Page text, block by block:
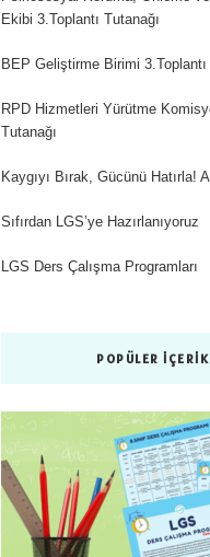
Ekibi 3.Toplantı Tutanağı
BEP Geliştirme Birimi 3.Toplantı
RPD Hizmetleri Yürütme
Tutanağı
Kaygıyı Bırak, Gücünü Hatırla!
Sıfırdan LGS’ye Hazırlanıyoruz
LGS Ders Çalışma Programları
POPÜLER